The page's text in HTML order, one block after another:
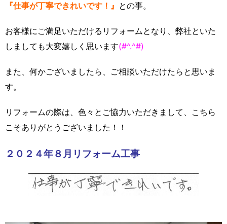
『仕事が丁寧できれいです！』 との事。
お客様にご満足いただけるリフォームとなり、弊社といた
しましても大変嬉しく思います(#^.^#)
また、何かございましたら、ご相談いただけたらと思いま
す。
リフォームの際は、色々とご協力いただきまして、こちら
こそありがとうございました！！
２０２４年８月リフォーム工事